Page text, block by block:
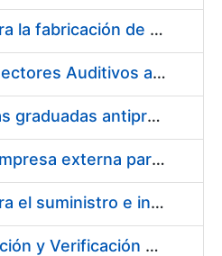
Acuerdo marco para la fabricación de piezas
Suministro de Protectores Auditivos a medida para las personas trabajadoras de los Centros de Trabajo de Madrid y Burgos
Suministro de gafas graduadas antiproyecciones para los trabajadores de la FNMT-RCM en los centros de trabajo de Madrid y Burgos
Servicios de una empresa externa para el asesoramiento y resolución de los recursos de alzada que se presentan relacionados con procesos de selección para la FNMT-RCM
Acuerdo marco para el suministro e instalación de persianas, estores y otros complementos
Servicio de Calibración y Verificación Externa de los Equipos de Medición del Servicio de Prevención de la FNMT-RCM